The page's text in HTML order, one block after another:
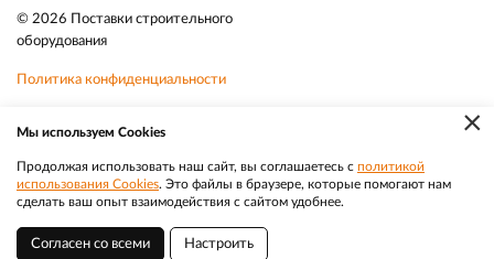
© 2026 Поставки строительного
оборудования
Политика конфиденциальности
Телефон:8-800-350-3032
Электронная почта:sale@efacade.ru Разработка|Веб-аналитика
×
Мы используем Cookies
Продолжая использовать наш сайт, вы соглашаетесь с политикой
использования Cookies. Это файлы в браузере, которые помогают нам
сделать ваш опыт взаимодействия с сайтом удобнее.
Согласен со всеми Настроить